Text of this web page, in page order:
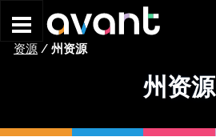
资源 / 州资源
州资源